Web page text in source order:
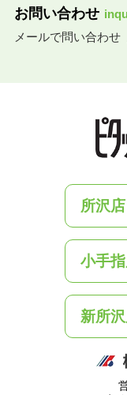
お問い合わせ
メールで問い合わせ
所沢店
小手
新所